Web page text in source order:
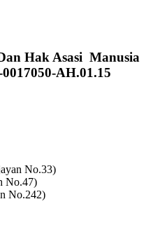
Hak Asasi Manusia
AH.01.15
No.33)
No.47)
No.242)